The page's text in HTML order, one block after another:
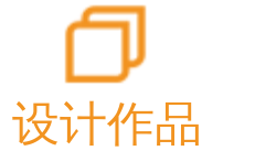
设计作品